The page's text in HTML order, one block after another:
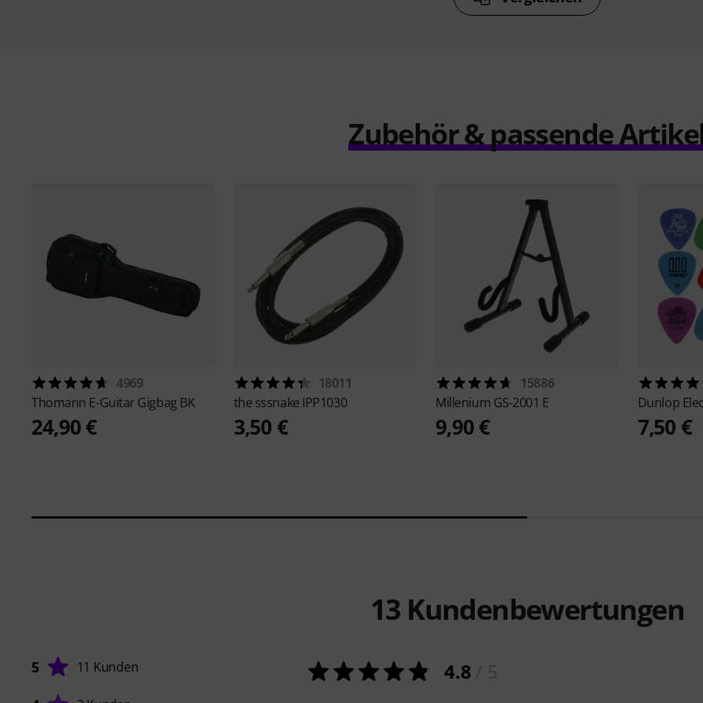
Zubehör & passende
4969
Thomann E-Guitar Gigbag BK
24,90 €
18011
the sssnake IPP1030
3,50 €
15886
Millenium GS-2001 E
9,90 €
Dunlop
7,50 €
13 Kundenbewertungen
5 11 Kunden 4.8